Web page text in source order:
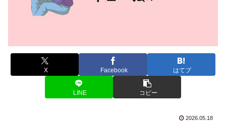
X Facebook はてブ
LINE コピー
2026.05.18